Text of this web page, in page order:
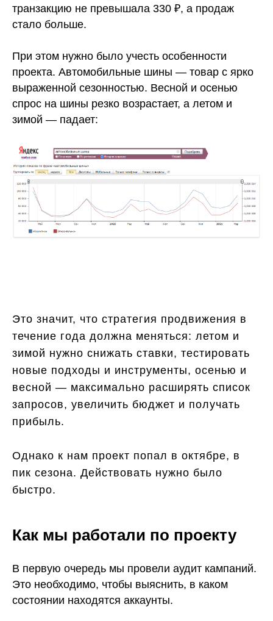
транзакцию не превышала 330 ₽, а продаж
стало больше.
При этом нужно было учесть особенности
проекта. Автомобильные шины — товар с ярко
выраженной сезонностью. Весной и осенью
спрос на шины резко возрастает, а летом и
зимой — падает:
Это значит, что стратегия продвижения в
течение года должна меняться: летом и
зимой нужно снижать ставки, тестировать
новые подходы и инструменты, осенью и
весной — максимально расширять список
запросов, увеличить бюджет и получать
прибыль.
Однако к нам проект попал в октябре, в
пик сезона. Действовать нужно было
быстро.
Как мы работали по проекту
В первую очередь мы провели аудит кампаний.
Это необходимо, чтобы выяснить, в каком
состоянии находятся аккаунты.